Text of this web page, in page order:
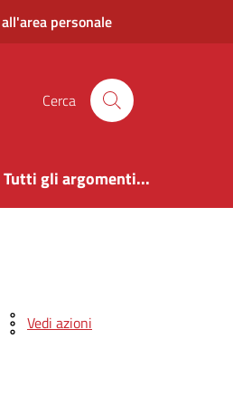
personale
Cerca
Tutti gli argomenti...
Vedi azioni